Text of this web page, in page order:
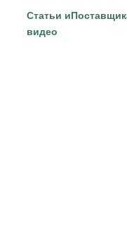
Статьи и
видео